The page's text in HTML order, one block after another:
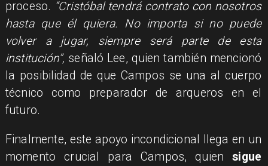
proceso. “Cristóbal tendrá contrato con nosotros
hasta que él quiera. No importa si no puede
volver a jugar, siempre será parte de esta
institución”, señaló Lee, quien también mencionó
la posibilidad de que Campos se una al cuerpo
técnico como preparador de arqueros en el
futuro.
Finalmente, este apoyo incondicional llega en un
momento crucial para Campos, quiensigue